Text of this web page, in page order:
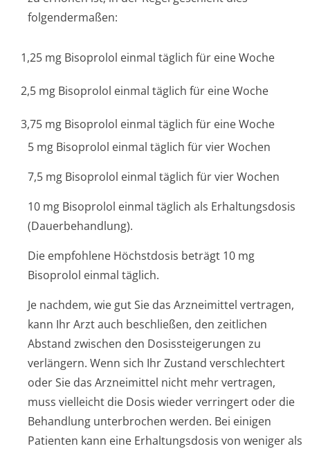
folgendermaßen:
1,25 mg Bisoprolol einmal täglich für eine Woche
2,5 mg Bisoprolol einmal täglich für eine Woche
3,75 mg Bisoprolol einmal täglich für eine Woche
5 mg Bisoprolol einmal täglich für vier Wochen
7,5 mg Bisoprolol einmal täglich für vier Wochen
10 mg Bisoprolol einmal täglich als Erhaltungsdosis
(Dauerbehandlung).
Die empfohlene Höchstdosis beträgt 10 mg
Bisoprolol einmal täglich.
Je nachdem, wie gut Sie das Arzneimittel vertragen,
kann Ihr Arzt auch beschließen, den zeitlichen
Abstand zwischen den Dosissteigerungen zu
verlängern. Wenn sich Ihr Zustand verschlechtert
oder Sie das Arzneimittel nicht mehr vertragen,
muss vielleicht die Dosis wieder verringert oder die
Behandlung unterbrochen werden. Bei einigen
Patienten kann eine Erhaltungsdosis von weniger als